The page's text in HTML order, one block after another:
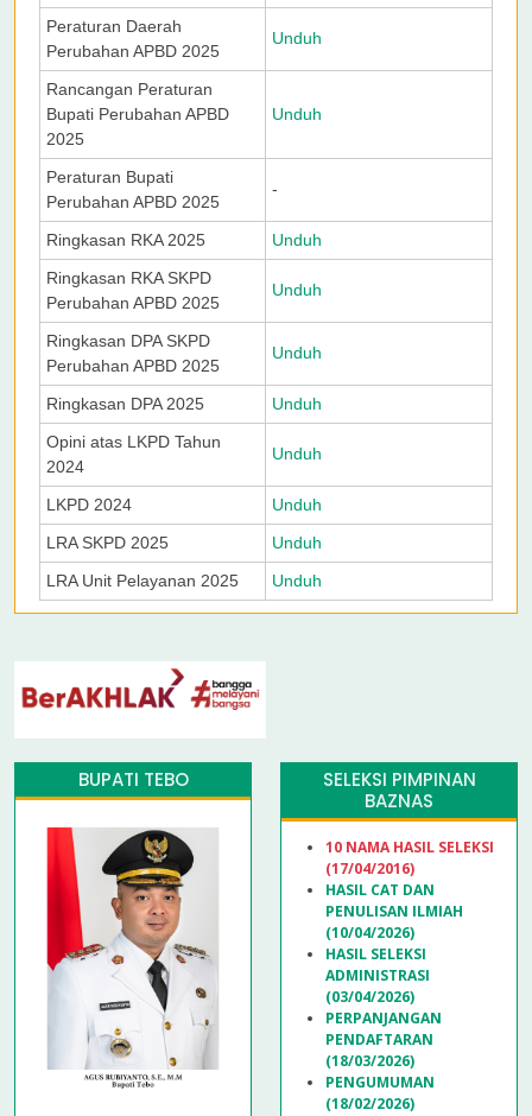
Peraturan Daerah
Perubahan APBD 2025
Unduh
Rancangan Peraturan
Bupati Perubahan APBD
2025
Unduh
Peraturan Bupati
Perubahan APBD 2025
-
Ringkasan RKA 2025
Unduh
Ringkasan RKA SKPD
Perubahan APBD 2025
Unduh
Ringkasan DPA SKPD
Perubahan APBD 2025
Unduh
Ringkasan DPA 2025
Unduh
Opini atas LKPD Tahun
2024
Unduh
LKPD 2024
Unduh
LRA SKPD 2025
Unduh
LRA Unit Pelayanan 2025
Unduh
BUPATI TEBO
SELEKSI PIMPINAN
BAZNAS
10 NAMA HASIL SELEKSI
(17/04/2016)
HASIL CAT DAN
PENULISAN ILMIAH
(10/04/2026)
HASIL SELEKSI
ADMINISTRASI
(03/04/2026)
PERPANJANGAN
PENDAFTARAN
(18/03/2026)
PENGUMUMAN
(18/02/2026)